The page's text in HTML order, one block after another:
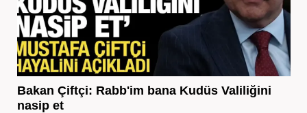
Bakan Çiftçi: Rabb'im bana Kudüs Valiliğini
nasip et